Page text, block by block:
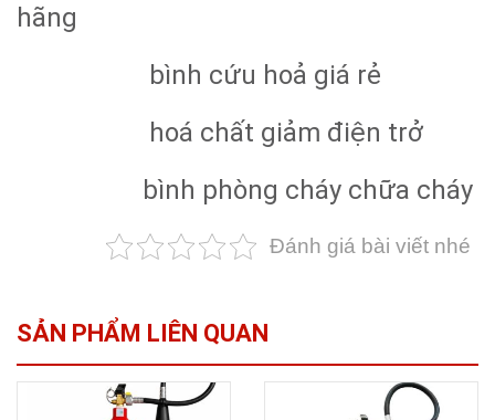
hãng
bình cứu hoả giá rẻ
hoá chất giảm điện trở
bình phòng cháy chữa cháy
Đánh giá bài viết nhé
SẢN PHẨM LIÊN QUAN